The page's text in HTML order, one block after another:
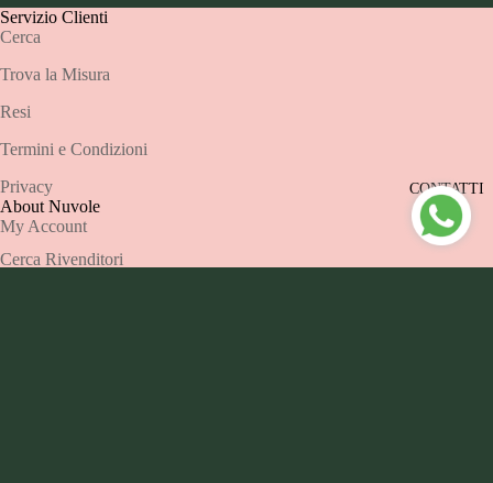
CONTATTI
INTERO
SCHERMO
INTERO
Servizio Clienti
Cerca
Trova la Misura
Resi
Termini e Condizioni
Privacy
About Nuvole
My Account
Cerca Rivenditori